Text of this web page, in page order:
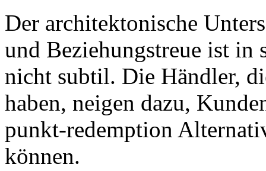
Der architektonische
und Beziehungstreue ist
nicht subtil. Die Händler,
haben, neigen dazu,
punkt-redemption
können.